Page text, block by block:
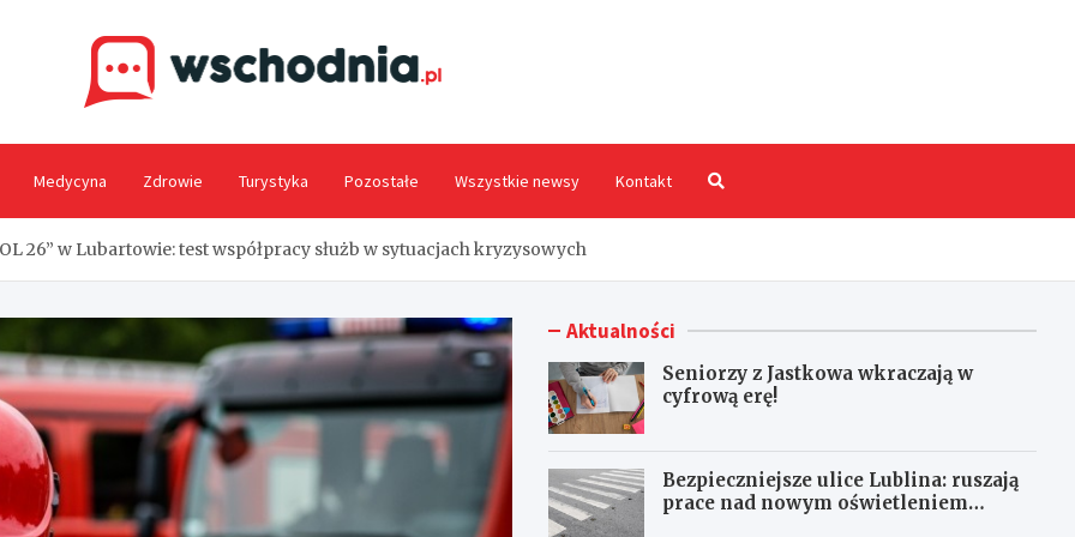
Medycyna Zdrowie Turystyka Pozostałe Wszystkie newsy Kontakt
26” w Lubartowie: test współpracy służb w sytuacjach kryzysowych
Aktualności
Seniorzy z Jastkowa wkraczają w
cyfrową erę!
Bezpieczniejsze ulice Lublina: ruszają
prace nad nowym oświetleniem